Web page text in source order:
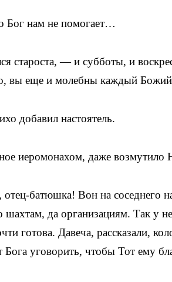
нам не помогает…
— и субботы, и
вы еще и молебны каждый
добавил настоятель.
иеромонахом, даже возмутило
батюшка! Вон на соседнего
да организациям. Так у
готова. Давеча, рассказали,
Бога уговорить, чтобы Тот ему